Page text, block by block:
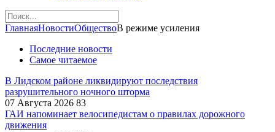
ГлавнаяНовостиОбществоВ режиме усиления
Последние новости
Самое читаемое
В Лидском районе ликвидируют последствия
разрушительного ночного шторма
07 Августа 2026 83
ГАИ напоминает велосипедистам о правилах дорожного
движения